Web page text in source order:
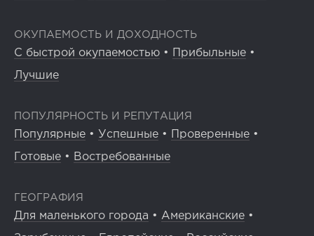
ОКУПАЕМОСТЬ И ДОХОДНОСТЬ
С быстрой окупаемостью • Прибыльные •
Лучшие
ПОПУЛЯРНОСТЬ И РЕПУТАЦИЯ
Популярные • Успешные • Проверенные •
Готовые • Востребованные
ГЕОГРАФИЯ
Для маленького города • Американские •